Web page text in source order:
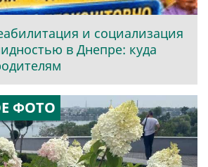
и социализация
в Днепре: куда
ФОТО